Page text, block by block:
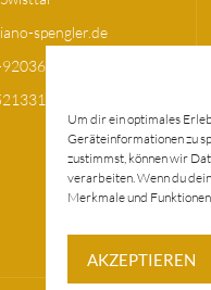
Um dir ein optimales
Geräteinformationen zu
zustimmst, können wir
verarbeiten. Wenn du
Merkmale und
AKZEPTIEREN
spengler.de